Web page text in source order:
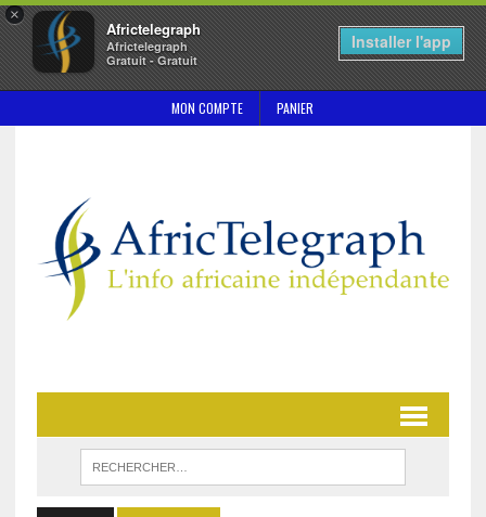
×
Africtelegraph
Africtelegraph
Gratuit - Gratuit
Installer l'app
MON COMPTE PANIER